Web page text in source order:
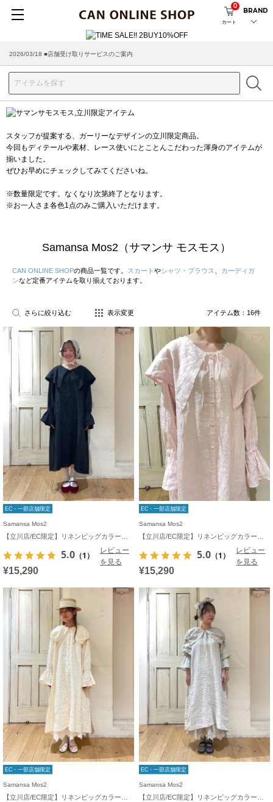
カート
0
BRAND
2026/03/18 ■店舗受け取りサービスのご案内
スタッフが提案する、ガーリーなデザインの立川限定商品。
今回もディテールや素材、レース使いにとことんこだわった渾身のアイテムが
揃いました。
ぜひお早めにチェックしてみてくださいね。
※数量限定です。なくなり次第終了となります。
※お一人さま各色1点のみご購入いただけます。
Samansa Mos2（サマンサ モスモス）
CAN ONLINE SHOPの商品一覧です。 スカート やシャツ・ブラウス
カーディガ
ンなど定番アイテムを取り揃えております。
さらに絞り込む 表示変更 アイテム数： 16件
お気に入り
EC・一部店舗限定
Samansa Mos2
5.0 （1）
レビュー
を見る
¥15,290
EC・一部店舗限定
Samansa Mos2
5.0 （1）
レビュー
を見る
¥15,290
お気に入り
EC・一部店舗限定
Samansa Mos2
EC・一部店舗限定
Samansa Mos2